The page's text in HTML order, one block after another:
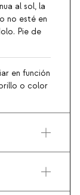
al sol, la
no esté en
Pie de
en función
o color